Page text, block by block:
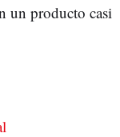
un producto casi